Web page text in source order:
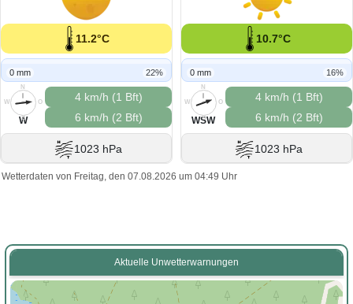
11.2°C
0 mm 22%
N
O
S
W
W
4 km/h (1 Bft)
6 km/h (2 Bft)
1023 hPa
10.7°C
0 mm 16%
N
O
S
W
WSW
4 km/h (1 Bft)
6 km/h (2 Bft)
1023 hPa
Wetterdaten von Freitag, den 07.08.2026 um 04:49 Uhr
Aktuelle Unwetterwarnungen